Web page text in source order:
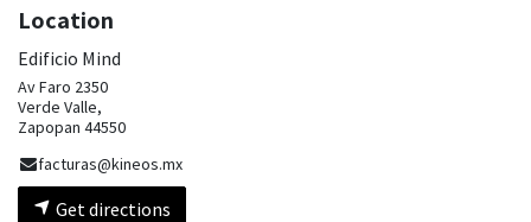
Location
Edificio Mind
Av Faro 2350
Verde Valle,
Zapopan 44550
facturas@kineos.mx
Get directions